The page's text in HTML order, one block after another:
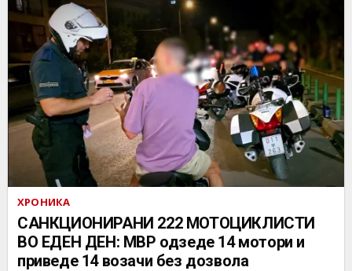
ХРОНИКА
САНКЦИОНИРАНИ 222 МОТОЦИКЛИСТИ
ВО ЕДЕН ДЕН: МВР одзеде 14 мотори и
приведе 14 возачи без дозвола